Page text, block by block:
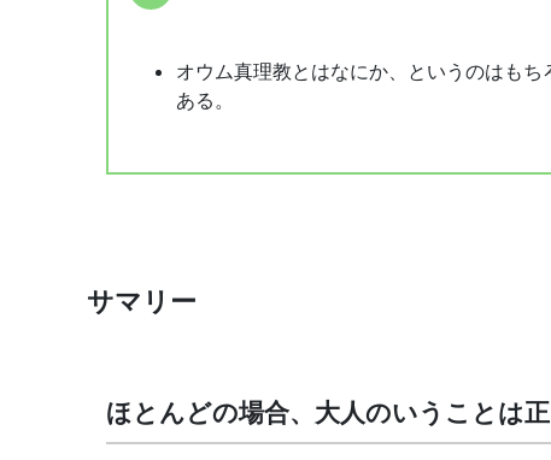
オウム真理教とはなにか、というのはも
ある。
サマリー
ほとんどの場合、大人のいうことは